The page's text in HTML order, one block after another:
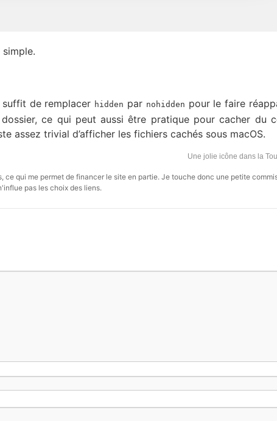
de remplacer hidden par nohidden pour le faire
ce qui peut aussi être pratique pour cacher du
assez trivial d’afficher les fichiers cachés sous macOS.
Une jolie icône dans la
ce qui me permet de financer le site en partie. Je touche donc une petite
pas les choix des liens.